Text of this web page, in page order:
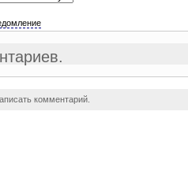
комментарий.